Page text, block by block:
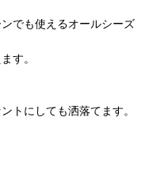
でも使えるオールシーズ
す。
トにしても洒落てます。